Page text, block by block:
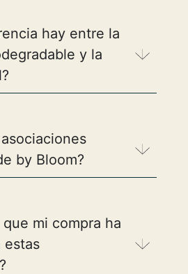
hay entre la
y la
by Bloom?
que mi compra ha
estas